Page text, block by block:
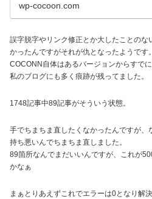
wp-cocoon.com
誤字脱字やリンク修正とか大したことのな
かったんですがそれが仇となったようです。
COCONN自体はあるバージョンからすで
私のブログにも多く痕跡が残ってました。
1748記事中89記事がそういう状態。
手でちまちま直したくなかったんですが
持ち悪いんでちまちま直しました。
89箇所なんでまだいいんですが、これが
かなぁ
まぁとりあえずこれでエラーは0となり解決